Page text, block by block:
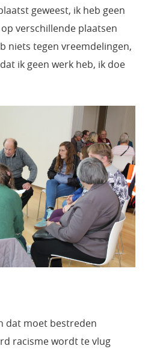
geweest, ik heb geen
verschillende plaatsen
niets tegen vreemdelingen,
ik geen werk heb, ik doe
dat moet bestreden
racisme wordt te vlug